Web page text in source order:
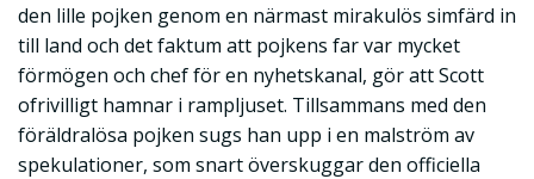
den lille pojken genom en närmast mirakulös simfärd in
till land och det faktum att pojkens far var mycket
förmögen och chef för en nyhetskanal, gör att Scott
ofrivilligt hamnar i rampljuset. Tillsammans med den
föräldralösa pojken sugs han upp i en malström av
spekulationer, som snart överskuggar den officiella